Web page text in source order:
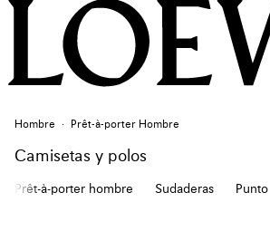
Hombre Prêt-à-porter Hombre
Camisetas y polos
Prêt-à-porter hombre Sudaderas Punto